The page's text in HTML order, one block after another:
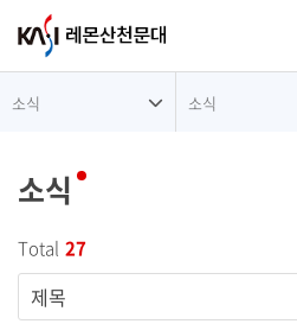
소식
소식
소식
Total 27
제목